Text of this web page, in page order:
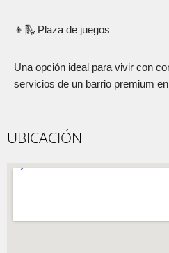
👦🛝 Plaza de juegos
Una opción ideal para vivir con
servicios de un barrio premium
UBICACIÓN